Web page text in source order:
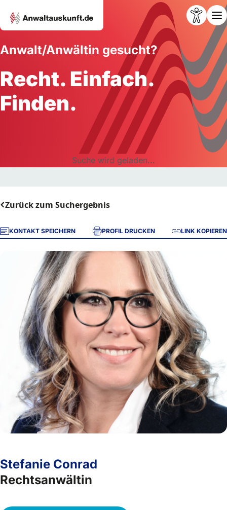
Anwalt/Anwältin gesucht?
Recht. Einfach.
Finden.
Suche wird geladen...
Zurück zum Suchergebnis
KONTAKT SPEICHERN PROFIL DRUCKEN LINK KOPIEREN
Stefanie Conrad
Rechtsanwältin